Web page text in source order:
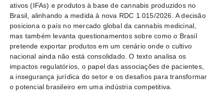
ativos (IFAs) e produtos à base de cannabis produzidos no
Brasil, alinhando a medida à nova RDC 1.015/2026. A decisão
posiciona o país no mercado global da cannabis medicinal,
mas também levanta questionamentos sobre como o Brasil
pretende exportar produtos em um cenário onde o cultivo
nacional ainda não está consolidado. O texto analisa os
impactos regulatórios, o papel das associações de pacientes,
a insegurança jurídica do setor e os desafios para transformar
o potencial brasileiro em uma indústria competitiva.